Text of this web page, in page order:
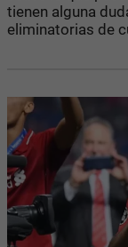
tienen alguna
eliminatorias de